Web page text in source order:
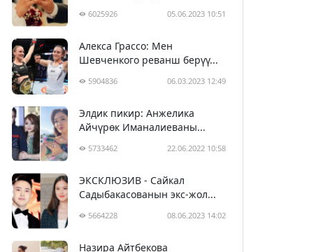
6025926 05.06.2023 10:51
Алекса Грассо: Мен
Шевченкого реванш берүү...
5904836 06.03.2023 12:49
Элдик пикир: Анжелика
Айчүрөк Иманалиеваны...
5733462 22.06.2022 10:58
ЭКСКЛЮЗИВ - Сайкал
Садыбакасованын экс-жол...
5664228 08.06.2023 14:02
Назира Айтбекова